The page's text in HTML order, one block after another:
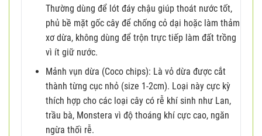
Thường dùng để lót đáy chậu giúp thoát nước tốt,
phủ bề mặt gốc cây để chống cỏ dại hoặc làm thảm
xơ dừa, không dùng để trộn trực tiếp làm đất trồng
vì ít giữ nước.
Mảnh vụn dừa (Coco chips): Là vỏ dừa được cắt
thành từng cục nhỏ (size 1-2cm). Loại này cực kỳ
thích hợp cho các loại cây có rễ khí sinh như Lan,
trầu bà, Monstera vì độ thoáng khí cực cao, ngăn
ngừa thối rễ.